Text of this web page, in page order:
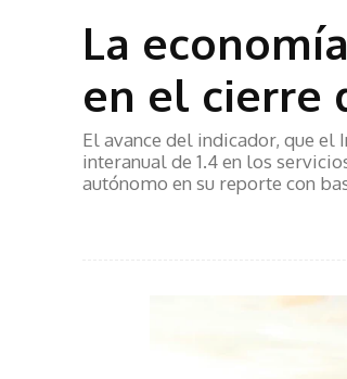
La
en el cierre
El avance del indicador, que
interanual de 1.4 en los
autónomo en su reporte con